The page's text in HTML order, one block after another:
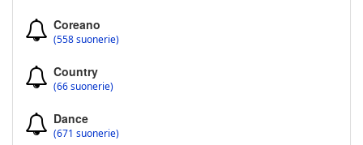
Coreano
(558 suonerie)
Country
(66 suonerie)
Dance
(671 suonerie)